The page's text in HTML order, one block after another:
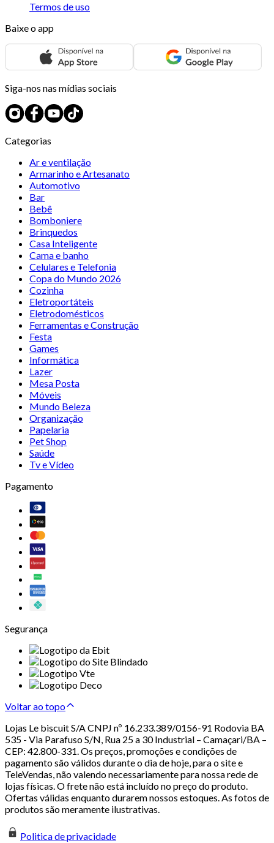
Termos de uso
Baixe o app
Siga-nos nas mídias sociais
Categorias
Ar e ventilação
Armarinho e Artesanato
Automotivo
Bar
Bebê
Bomboniere
Brinquedos
Casa Inteligente
Cama e banho
Celulares e Telefonia
Copa do Mundo 2026
Cozinha
Eletroportáteis
Eletrodomésticos
Ferramentas e Construção
Festa
Games
Informática
Lazer
Mesa Posta
Móveis
Mundo Beleza
Organização
Papelaria
Pet Shop
Saúde
Tv e Vídeo
Pagamento
Segurança
Voltar ao topo
Lojas Le biscuit S/A CNPJ nº 16.233.389/0156-91 Rodovia BA
535 - Via Parafuso S/N, Rua 25 a 30 Industrial – Camaçari/BA –
CEP: 42.800-331. Os preços, promoções e condições de
pagamento são válidos durante o dia de hoje, para o site e
TeleVendas, não valendo necessariamente para nossa rede de
lojas físicas. O frete não está incluído no preço do produto.
Ofertas válidas enquanto durarem nossos estoques. As fotos de
produtos são meramente ilustrativas.
Politica de privacidade